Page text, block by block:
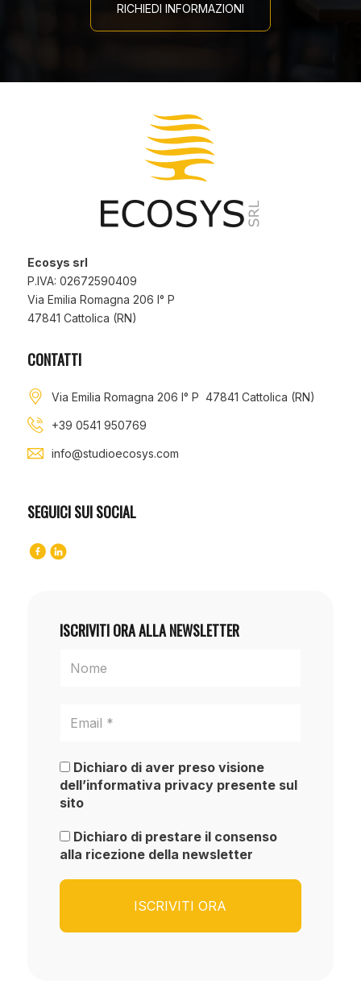
RICHIEDI INFORMAZIONI
Ecosys srl
P.IVA: 02672590409
Via Emilia Romagna 206 I° P
47841 Cattolica (RN)
CONTATTI
Via Emilia Romagna 206 I° P 47841 Cattolica (RN)
+39 0541 950769
info@studioecosys.com
SEGUICI SUI SOCIAL
ISCRIVITI ORA ALLA NEWSLETTER
Dichiaro di aver preso visione
dell’informativa privacy presente sul
sito
Dichiaro di prestare il consenso
alla ricezione della newsletter